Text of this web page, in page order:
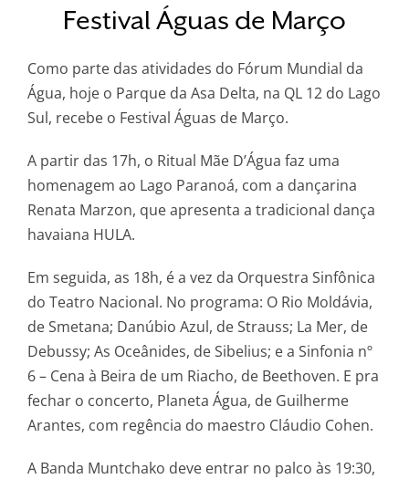
Festival Águas de Março
Como parte das atividades do Fórum Mundial da
Água, hoje o Parque da Asa Delta, na QL 12 do Lago
Sul, recebe o Festival Águas de Março.
A partir das 17h, o Ritual Mãe D’Água faz uma
homenagem ao Lago Paranoá, com a dançarina
Renata Marzon, que apresenta a tradicional dança
havaiana HULA.
Em seguida, as 18h, é a vez da Orquestra Sinfônica
do Teatro Nacional. No programa: O Rio Moldávia,
de Smetana; Danúbio Azul, de Strauss; La Mer, de
Debussy; As Oceânides, de Sibelius; e a Sinfonia nº
6 – Cena à Beira de um Riacho, de Beethoven. E pra
fechar o concerto, Planeta Água, de Guilherme
Arantes, com regência do maestro Cláudio Cohen.
A Banda Muntchako deve entrar no palco às 19:30,